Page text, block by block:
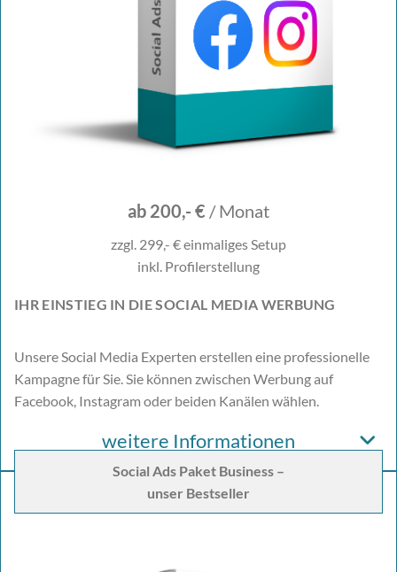
ab 200,- € / Monat
zzgl. 299,- € einmaliges Setup
inkl. Profilerstellung
IHR EINSTIEG IN DIE SOCIAL MEDIA WERBUNG
Unsere Social Media Experten erstellen eine professionelle
Kampagne für Sie. Sie können zwischen Werbung auf
Facebook, Instagram oder beiden Kanälen wählen.
weitere Informationen
Social Ads Paket Business –
unser Bestseller